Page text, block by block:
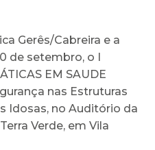
Gerês/Cabreira e a
de setembro, o I
EM SAUDE
nas Estruturas
Idosas, no Auditório da
Verde, em Vila